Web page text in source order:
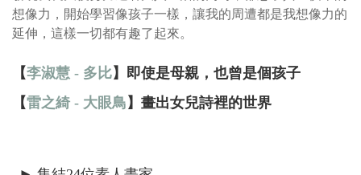
想像力，開始學習像孩子一樣，讓我的周遭都是我想像力的
延伸，這樣一切都有趣了起來。
【李淑慧 - 多比】即使是母親，也曾是個孩子
【雷之綺 - 大眼鳥 】畫出女兒詩裡的世界